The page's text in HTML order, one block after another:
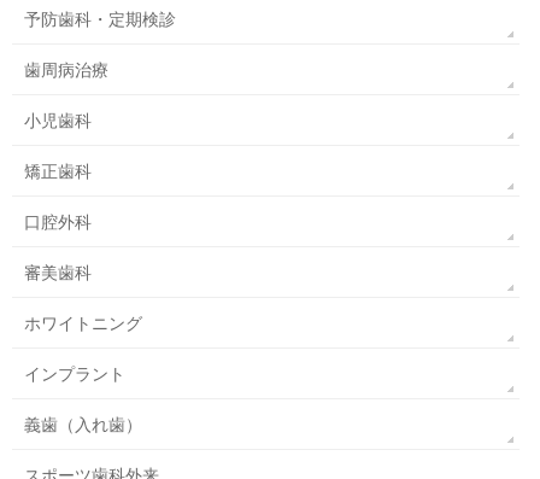
予防歯科・定期検診
歯周病治療
小児歯科
矯正歯科
口腔外科
審美歯科
ホワイトニング
インプラント
義歯（入れ歯）